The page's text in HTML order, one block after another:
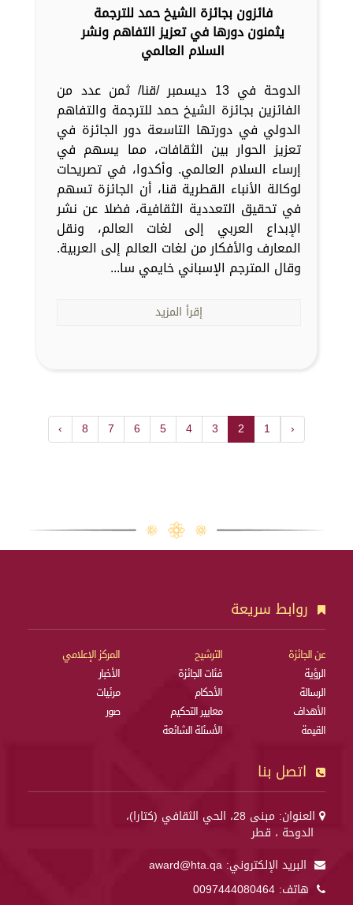
فائزون بجائزة الشيخ حمد للترجمة
يثمنون دورها في تعزيز التفاهم ونشر
السلام العالمي
الدوحة في 13 ديسمبر /قنا/ ثمن عدد من
الفائزين بجائزة الشيخ حمد للترجمة والتفاهم
الدولي في دورتها التاسعة دور الجائزة في
تعزيز الحوار بين الثقافات، مما يسهم في
إرساء السلام العالمي. وأكدوا، في تصريحات
لوكالة الأنباء القطرية قنا، أن الجائزة تسهم
في تحقيق التعددية الثقافية، فضلا عن نشر
الإبداع العربي إلى لغات العالم، ونقل
المعارف والأفكار من لغات العالم إلى العربية.
وقال المترجم الإسباني خايمي سا...
إقرأ المزيد
‹
1
2
3
4
5
6
7
8
›
روابط سريعة
عن الجائزة
الرؤية
الرسالة
الأهداف
القيمة
الترشيح
فئات الجائزة
الأحكام
معايير التحكيم
الأسئلة الشائعة
المركز الإعلامي
الأخبار
مرئيات
صور
اتصل بنا
العنوان: مبنى 28، الحي الثقافي (كتارا)،
الدوحة ، قطر
البريد الإلكتروني: award@hta.qa
هاتف: 0097444080464